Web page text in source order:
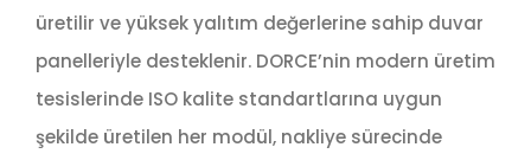
üretilir ve yüksek yalıtım değerlerine sahip duvar
panelleriyle desteklenir. DORCE’nin modern üretim
tesislerinde ISO kalite standartlarına uygun
şekilde üretilen her modül, nakliye sürecinde